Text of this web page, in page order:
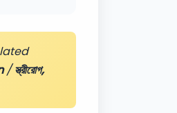
/স্ত্রীরোগ,